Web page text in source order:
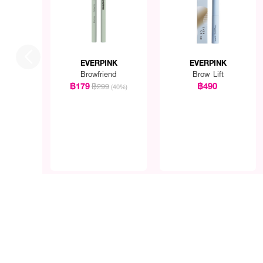
EVERPINK
Browfriend
฿179฿299 (40%)
EVERPINK
Brow Lift
฿490